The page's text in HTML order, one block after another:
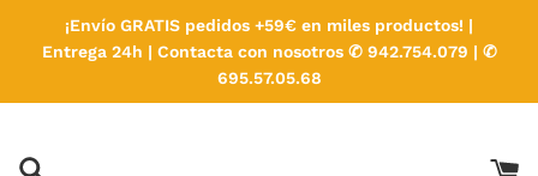
directamente
¡Envío GRATIS pedidos +59€ en miles productos! |
Entrega 24h | Contacta con nosotros ✆ 942.754.079 | ✆
695.57.05.68